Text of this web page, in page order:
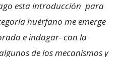
esta introducción para
huérfano me emerge
e indagar- con la
de los mecanismos y